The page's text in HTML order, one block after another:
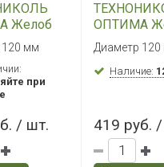
Желоб
120 мм
при
/ шт.
ОПТИМА
3000 мм
Диаметр
Наличие:
419 руб.